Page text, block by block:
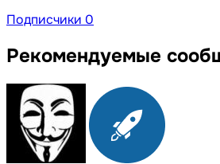
Подписчики 0
Рекомендуемые